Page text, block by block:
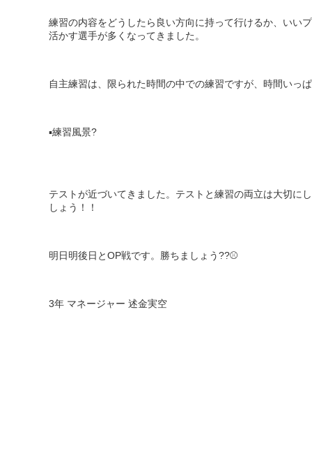
練習の内容をどうしたら良い方向に持って行けるか、いい
活かす選手が多くなってきました。
自主練習は、 限られた時間の中での練習ですが、時間いっ
▪️練習風景?
テストが近づいてきました。テストと練習の両立は大切に
しょう！！
明日明後日とOP戦です。勝ちましょう??⚾️
3年 マネージャー 述金実空